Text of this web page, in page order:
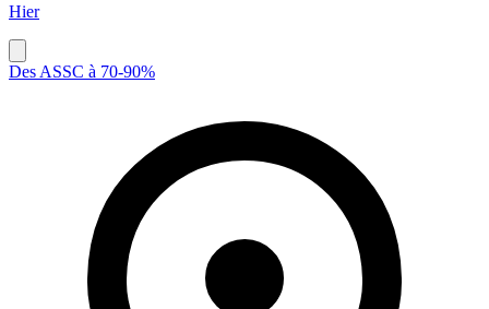
Hier
Des ASSC à 70-90%